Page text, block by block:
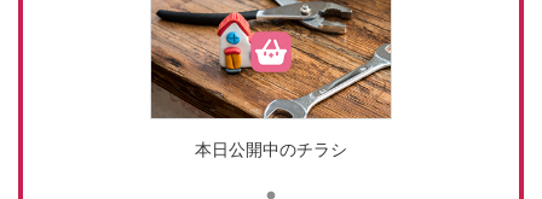
本日公開中のチラシ